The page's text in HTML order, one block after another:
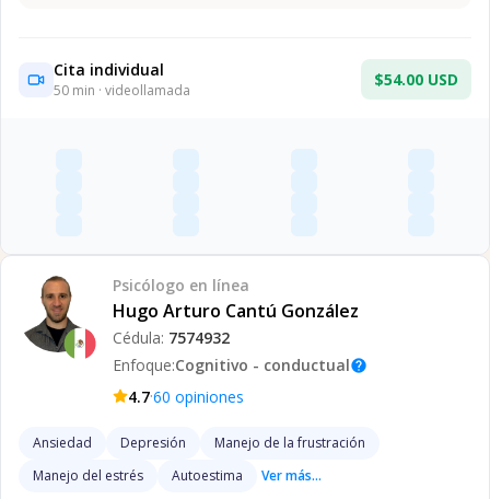
Cita individual
50 min · videollamada
$54.00 USD
Psicólogo en línea
Hugo Arturo Cantú González
Cédula: 7574932
Enfoque:Cognitivo - conductualhelp
4.7·60 opiniones
Ansiedad Depresión
Manejo de la frustración
Manejo del estrés
Autoestima Ver más...